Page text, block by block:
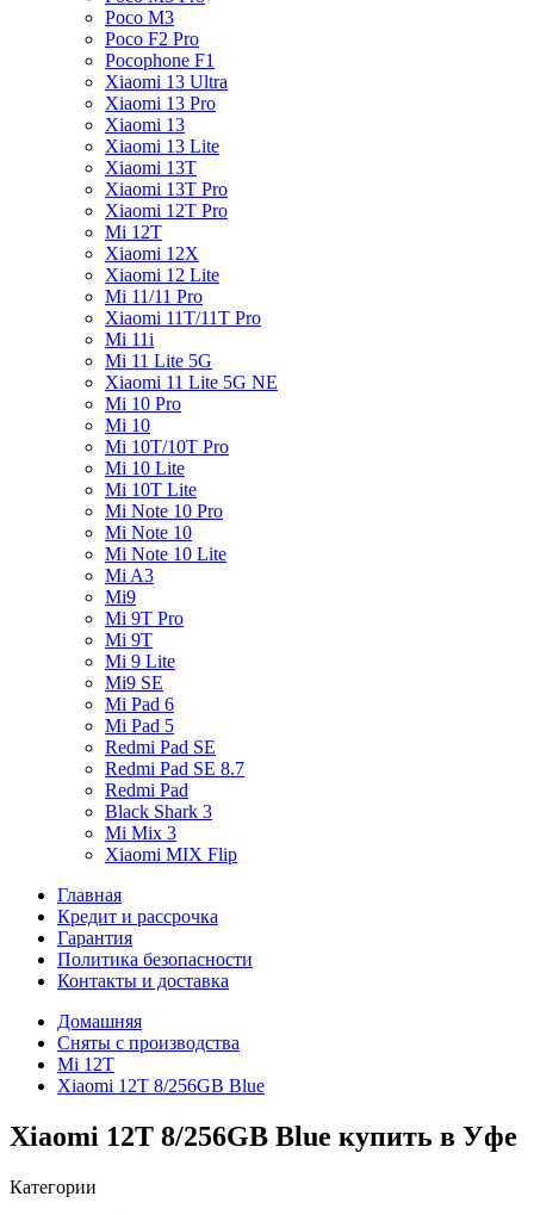
Poco M3
Poco F2 Pro
Pocophone F1
Xiaomi 13 Ultra
Xiaomi 13 Pro
Xiaomi 13
Xiaomi 13 Lite
Xiaomi 13T
Xiaomi 13T Pro
Xiaomi 12T Pro
Mi 12T
Xiaomi 12X
Xiaomi 12 Lite
Mi 11/11 Pro
Xiaomi 11T/11T Pro
Mi 11i
Mi 11 Lite 5G
Xiaomi 11 Lite 5G NE
Mi 10 Pro
Mi 10
Mi 10T/10T Pro
Mi 10 Lite
Mi 10T Lite
Mi Note 10 Pro
Mi Note 10
Mi Note 10 Lite
Mi A3
Mi9
Mi 9T Pro
Mi 9T
Mi 9 Lite
Mi9 SE
Mi Pad 6
Mi Pad 5
Redmi Pad SE
Redmi Pad SE 8.7
Redmi Pad
Black Shark 3
Mi Mix 3
Xiaomi MIX Flip
Главная
Кредит и рассрочка
Гарантия
Политика безопасности
Контакты и доставка
Домашняя
Сняты с производства
Mi 12T
Xiaomi 12T 8/256GB Blue
Xiaomi 12T 8/256GB Blue купить в Уфе
Категории